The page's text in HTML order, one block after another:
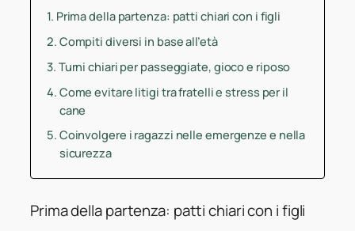
Prima della partenza: patti chiari con i figli
Compiti diversi in base all’età
Turni chiari per passeggiate, gioco e riposo
Come evitare litigi tra fratelli e stress per il
cane
Coinvolgere i ragazzi nelle emergenze e nella
sicurezza
Prima della partenza: patti chiari con i figli